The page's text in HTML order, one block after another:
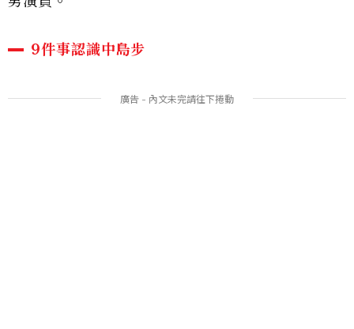
9件事認識中島步